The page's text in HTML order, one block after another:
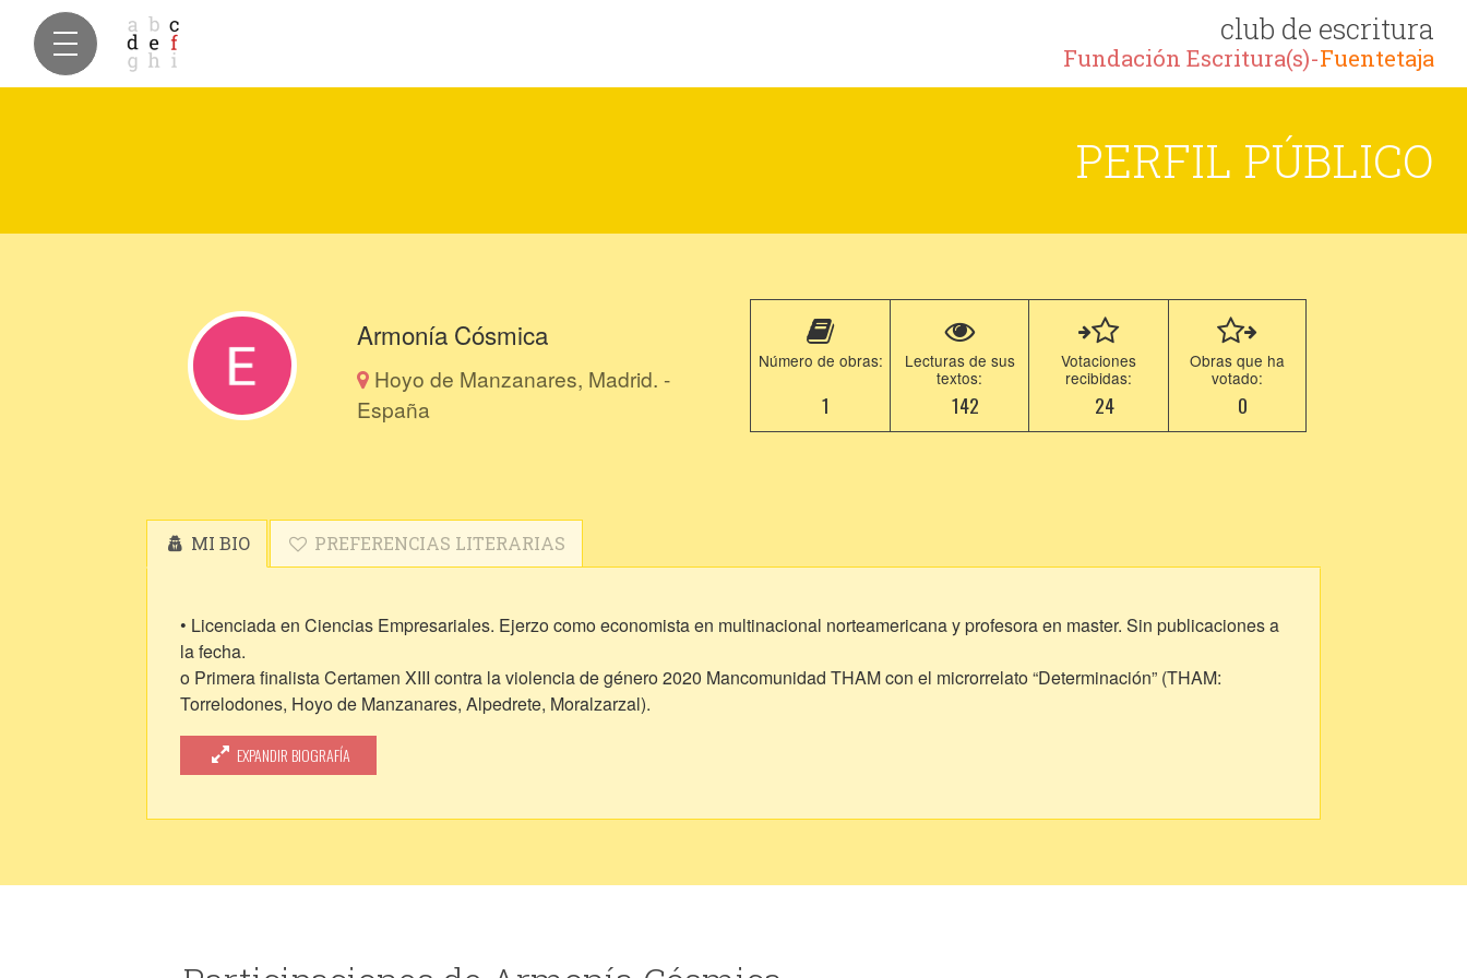
club de escritura
Fundación Escritura(s)-Fuentetaja
PERFIL PÚBLICO
Armonía Cósmica
Hoyo de Manzanares, Madrid. -
España
Número de obras:
1
Lecturas de sus
textos:
142
Votaciones
recibidas:
24
Obras que ha
votado:
0
MI BIO PREFERENCIAS LITERARIAS
• Licenciada en Ciencias Empresariales. Ejerzo como economista en multinacional norteamericana y profesora en master. Sin publicaciones a
la fecha.
o Primera finalista Certamen XIII contra la violencia de género 2020 Mancomunidad THAM con el microrrelato “Determinación” (THAM:
Torrelodones, Hoyo de Manzanares, Alpedrete, Moralzarzal).
o http://www.mancomunidad-tham.es/wp-content/uploads/2020/12/SaberMas2020.pdf
EXPANDIR BIOGRAFÍA